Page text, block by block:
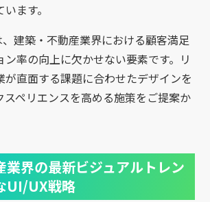
ます。
建築・不動産業界における顧客満足
率の向上に欠かせない要素です。リ
が直面する課題に合わせたデザインを
スペリエンスを高める施策をご提案か
業界の最新ビジュアルトレン
UI/UX戦略